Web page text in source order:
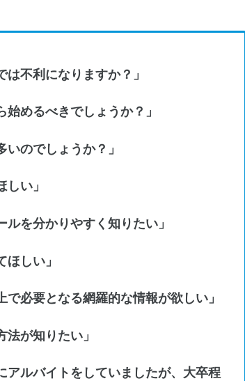
不利になりますか？」
めるべきでしょうか？」
のでしょうか？」
い」
を分かりやすく知りたい」
しい」
必要となる網羅的な情報が欲しい」
が知りたい」
アルバイトをしていましたが、大卒程